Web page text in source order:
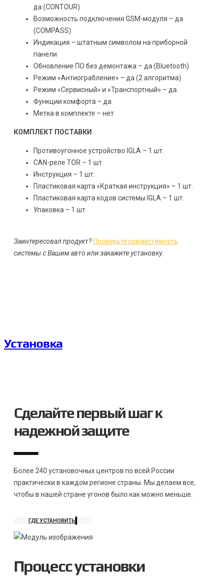
да (CONTOUR)
Возможность подключения GSM-модуля – да
(COMPASS)
Индикация – штатным символом на приборной
панели
Обновление ПО без демонтажа – да (Bluetooth)
Режим «Антиограбление» – да (2 алгоритма)
Режим «Сервисный» и «Транспортный» – да
Функции комфорта – да
Метка в комплекте – нет
КОМПЛЕКТ ПОСТАВКИ
Противоугонное устройство IGLA – 1 шт.
CAN-реле TOR – 1 шт.
Инструкция – 1 шт.
Пластиковая карта «Краткая инструкция» – 1 шт.
Пластиковая карта кодов системы IGLA – 1 шт.
Упаковка – 1 шт.
Заинтересовал продукт?Проверьте совместимость
системы с Вашим авто или закажите установку.
Установка
Сделайте первый шаг к
надежной защите
Более 240 установочных центров по всей России
практически в каждом регионе страны. Мы делаем все,
чтобы в нашей стране угонов было как можно меньше.
ГДЕ УСТАНОВИТЬ
Процесс установки